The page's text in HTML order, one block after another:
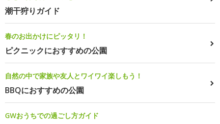
潮干狩りガイド
春のお出かけにピッタリ！
ピクニックにおすすめの公園
自然の中で家族や友人とワイワイ楽しもう！
BBQにおすすめの公園
GWおうちでの過ごし方ガイド